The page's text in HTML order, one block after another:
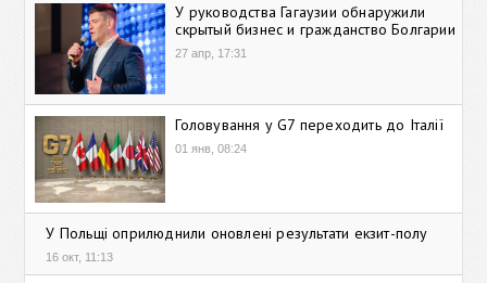
У руководства Гагаузии обнаружили
скрытый бизнес и гражданство Болгарии
27 апр, 17:31
Головування у G7 переходить до Італії
01 янв, 08:24
У Польщі оприлюднили оновлені результати екзит-полу
16 окт, 11:13